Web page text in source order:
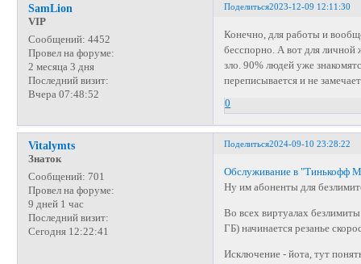
Поделиться2023-12-09 12:11:30
SamLion
VIP
Сообщений: 4452
Провел на форуме:
2 месяца 3 дня
Последний визит:
Вчера 07:48:52
Конечно, для работы и
бесспорно. А вот для личной
зло. 90% людей уже
переписывается и не
0
Поделиться2024-09-10 23:28:22
Vitalymts
Знаток
Сообщений: 701
Провел на форуме:
9 дней 1 час
Последний визит:
Сегодня 12:22:41
Обслуживание в "Тинькофф
Ну им абоненты для
Во всех виртуалах
ГБ) начинается резанье
Исключение - йота, тут